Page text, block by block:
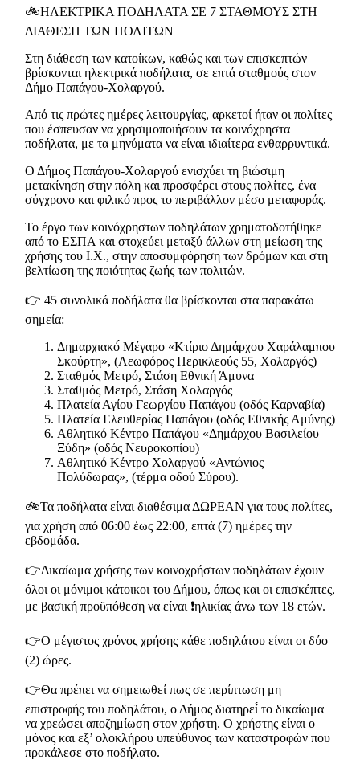
🚲ΗΛΕΚΤΡΙΚΑ ΠΟΔΗΛΑΤΑ ΣΕ 7 ΣΤΑΘΜΟΥΣ ΣΤΗ
ΔΙΑΘΕΣΗ ΤΩΝ ΠΟΛΙΤΩΝ
Στη διάθεση των κατοίκων, καθώς και των επισκεπτών
βρίσκονται ηλεκτρικά ποδήλατα, σε επτά σταθμούς στον
Δήμο Παπάγου-Χολαργού.
Από τις πρώτες ημέρες λειτουργίας, αρκετοί ήταν οι πολίτες
που έσπευσαν να χρησιμοποιήσουν τα κοινόχρηστα
ποδήλατα, με τα μηνύματα να είναι ιδιαίτερα ενθαρρυντικά.
Ο Δήμος Παπάγου-Χολαργού ενισχύει τη βιώσιμη
μετακίνηση στην πόλη και προσφέρει στους πολίτες, ένα
σύγχρονο και φιλικό προς το περιβάλλον μέσο μεταφοράς.
Το έργο των κοινόχρηστων ποδηλάτων χρηματοδοτήθηκε
από το ΕΣΠΑ και στοχεύει μεταξύ άλλων στη μείωση της
χρήσης του Ι.Χ., στην αποσυμφόρηση των δρόμων και στη
βελτίωση της ποιότητας ζωής των πολιτών.
👉 45 συνολικά ποδήλατα θα βρίσκονται στα παρακάτω
σημεία:
Δημαρχιακό́ Μέγαρο «Κτίριο Δημάρχου Χαράλαμπου
Σκούρτη», (Λεωφόρος Περικλεούς 55, Χολαργός)
Σταθμός Μετρό, Στάση Εθνική Άμυνα
Σταθμός Μετρό, Στάση Χολαργός
Πλατεία Αγίου Γεωργίου Παπάγου (οδός Καρναβία)
Πλατεία Ελευθερίας Παπάγου (οδός Εθνικής Αμύνης)
Αθλητικό Κέντρο Παπάγου «Δημάρχου Βασιλείου
Ξύδη» (οδός Νευροκοπίου)
Αθλητικό Κέντρο Χολαργού «Αντώνιος
Πολύδωρας», (τέρμα οδού Σύρου).
🚲Τα ποδήλατα είναι διαθέσιμα ΔΩΡΕΑΝ για τους πολίτες,
για χρήση από 06:00 έως 22:00, επτά (7) ημέρες την
εβδομάδα.
👉Δικαίωμα χρήσης των κοινοχρήστων ποδηλάτων έχουν
όλοι οι μόνιμοι κάτοικοι του Δήμου, όπως και οι επισκέπτες,
με βασική προϋπόθεση να είναι ❗️ηλικίας άνω των 18 ετών.
👉Ο μέγιστος χρόνος χρήσης κάθε ποδηλάτου είναι οι δύο
(2) ώρες.
👉Θα πρέπει να σημειωθεί πως σε περίπτωση μη
επιστροφής του ποδηλάτου, ο Δήμος διατηρεί́ το δικαίωμα
να χρεώσει αποζημίωση στον χρήστη. Ο χρήστης είναι ο
μόνος και εξ’ ολοκλήρου υπεύθυνος των καταστροφών που
προκάλεσε στο ποδήλατο.